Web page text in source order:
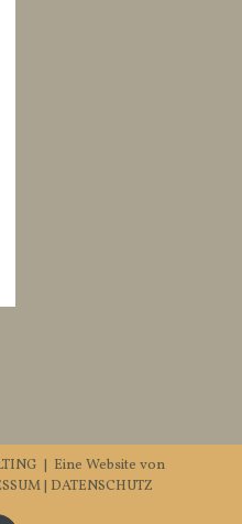
| Eine Website von
| DATENSCHUTZ